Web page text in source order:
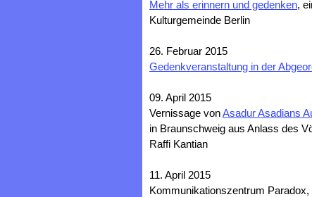
Mehr als erinnern und gedenken,
Kulturgemeinde Berlin
26. Februar 2015
Gedenkveranstaltung in der
09. April 2015
Vernissage vonAsadur Asadians
in Braunschweig aus Anlass des
Raffi Kantian
11. April 2015
Kommunikationszentrum